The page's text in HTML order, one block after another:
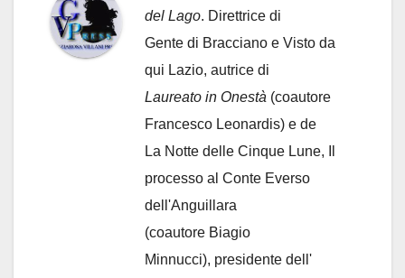
del Lago. Direttrice di
Gente di Bracciano e Visto da
qui Lazio, autrice di
Laureato in Onestà (coautore
Francesco Leonardis) e de
La Notte delle Cinque Lune, Il
processo al Conte Everso
dell'Anguillara
(coautore Biagio
Minnucci), presidente dell'